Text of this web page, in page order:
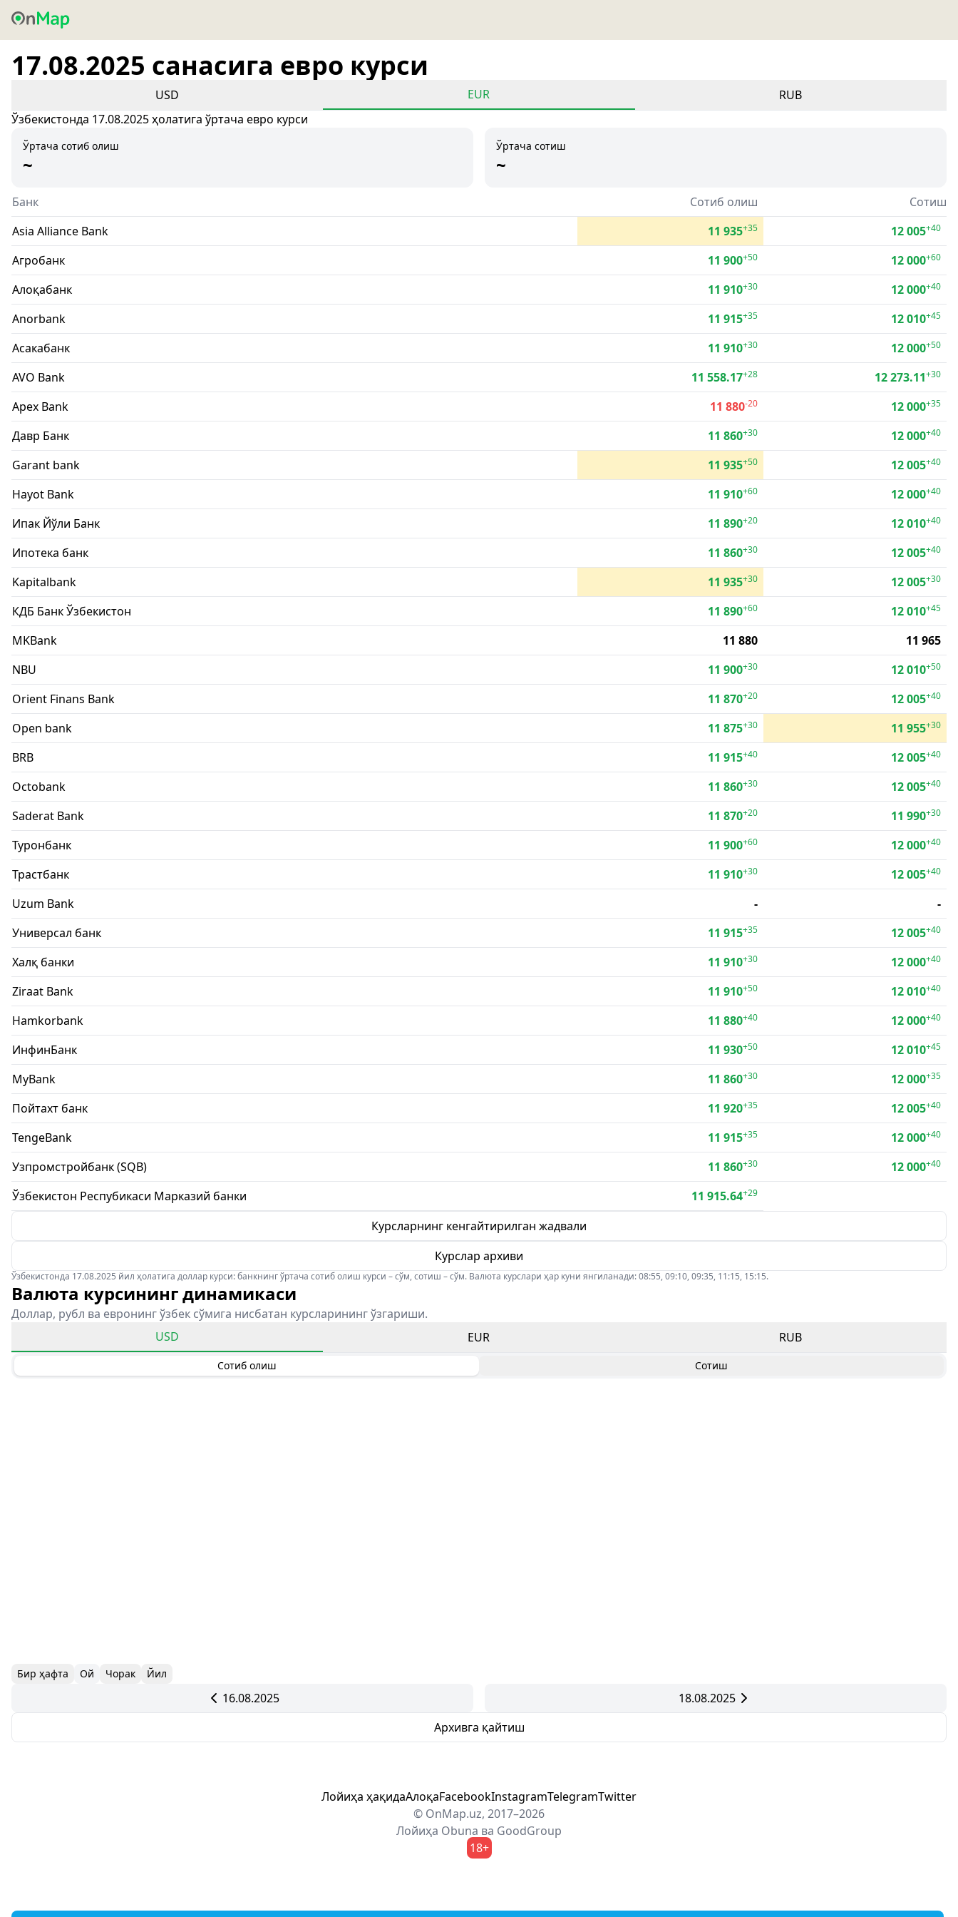
17.08.2025 санасига евро курси
USD EUR
RUB
Ўзбекистонда 17.08.2025 ҳолатига ўртача евро курси
Ўртача сотиб олиш
~
Ўртача сотиш
~
Банк Сотиб олиш
Сотиш
Asia Alliance Bank
11 935+35 12 005+40
Агробанк 11 900+50 12 000+60
Алоқабанк 11 910+30 12 000+40
Anorbank 11 915+35 12 010+45
Асакабанк 11 910+30 12 000+50
AVO Bank 11 558.17+28 12 273.11+30
Apex Bank 11 880-20 12 000+35
Давр Банк 11 860+30 12 000+40
Garant bank 11 935+50 12 005+40
Hayot Bank 11 910+60 12 000+40
Ипак Йўли Банк 11 890+20 12 010+40
Ипотека банк 11 860+30 12 005+40
Kapitalbank 11 935+30 12 005+30
КДБ Банк Ўзбекистон 11 890+60 12 010+45
MKBank 11 880
11 965
NBU
11 900+30 12 010+50
Orient Finans Bank 11 870+20 12 005+40
Open bank 11 875+30 11 955+30
BRB 11 915+40 12 005+40
Octobank 11 860+30 12 005+40
Saderat Bank 11 870+20 11 990+30
Туронбанк 11 900+60 12 000+40
Трастбанк 11 910+30 12 005+40
Uzum Bank -
-
Универсал банк
11 915+35 12 005+40
Халқ банки 11 910+30 12 000+40
Ziraat Bank 11 910+50 12 010+40
Hamkorbank 11 880+40 12 000+40
ИнфинБанк 11 930+50 12 010+45
MyBank 11 860+30 12 000+35
Пойтахт банк 11 920+35 12 005+40
TengeBank 11 915+35 12 000+40
Узпромстройбанк (SQB) 11 860+30 12 000+40
Ўзбекистон Респубикаси Марказий банки 11 915.64+29
Курсларнинг кенгайтирилган жадвали
Курслар архиви
Ўзбекистонда 17.08.2025 йил ҳолатига доллар курси: банкнинг ўртача сотиб олиш курси – сўм, сотиш – сўм. Валюта курслари ҳар куни янгиланади: 08:55, 09:10, 09:35, 11:15, 15:15.
Валюта курсининг динамикаси
Доллар, рубл ва евронинг ўзбек сўмига нисбатан курсларининг ўзгариши.
USD
EUR RUB
Сотиб олиш Сотиш
Бир ҳафта Ой Чорак Йил
16.08.2025
18.08.2025
Архивга қайтиш
Лойиҳа ҳақидаАлоқаFacebookInstagramTelegramTwitter
© OnMap.uz, 2017–2026
Лойиҳа Obuna ва GoodGroup
18+